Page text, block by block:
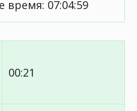
время: 07:04:59
00:21